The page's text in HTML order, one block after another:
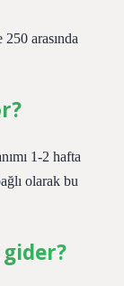
250 arasında
1-2 hafta
olarak bu